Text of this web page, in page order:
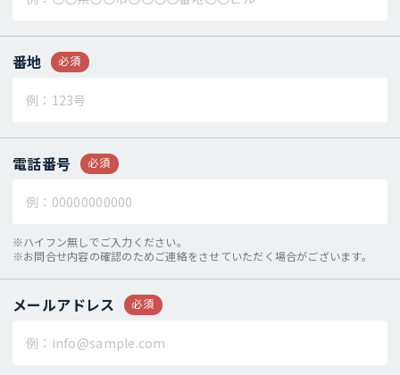
番地 必須
電話番号 必須
※ハイフン無しでご入力ください。
※お問合せ内容の確認のためご連絡をさせていただく場合がございます。
メールアドレス 必須